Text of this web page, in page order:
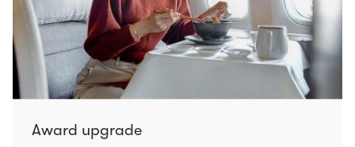
Award upgrade